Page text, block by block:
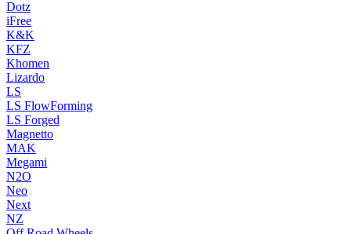
Dotz
iFree
K&K
KFZ
Khomen
Lizardo
LS
LS FlowForming
LS Forged
Magnetto
MAK
Megami
N2O
Neo
Next
NZ